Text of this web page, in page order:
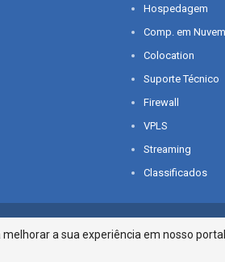
Hospedagem
Comp. em Nuvem
Colocation
Suporte Técnico
Firewall
VPLS
Streaming
Classificados
Todos os direitos reservados.
melhorar a sua experiência em nosso